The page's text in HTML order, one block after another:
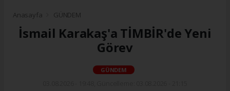
Anasayfa GÜNDEM
İsmail Karakaş'a TİMBİR'de Yeni
Görev
GÜNDEM